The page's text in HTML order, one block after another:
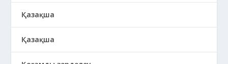
Қазақша
Қазақша